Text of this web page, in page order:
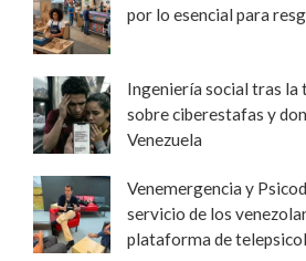
por lo esencial para
Ingeniería social tras la
sobre ciberestafas y
Venezuela
Venemergencia y
servicio de los
plataforma de